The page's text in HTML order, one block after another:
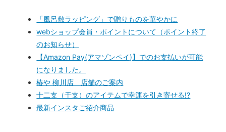
「風呂敷ラッピング」で贈りものを華やかに
webショップ会員・ポイントについて（ポイント終了
のお知らせ）
【Amazon Pay(アマゾンペイ)】でのお支払いが可能
になりました。
椿や 柳川店 店舗のご案内
十二支（干支）のアイテムで幸運を引き寄せる!?
最新インスタご紹介商品